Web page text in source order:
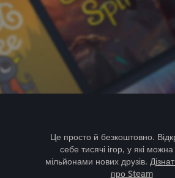
Це просто й безкоштовно.
себе тисячі ігор, у які
мільйонами нових друзів.
про Steam